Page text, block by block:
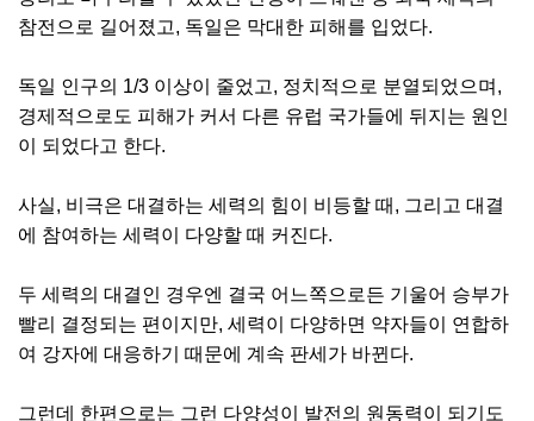
참전으로 길어졌고, 독일은 막대한 피해를 입었다.
독일 인구의 1/3 이상이 줄었고, 정치적으로 분열되었으며,
경제적으로도 피해가 커서 다른 유럽 국가들에 뒤지는 원인
이 되었다고 한다.
사실, 비극은 대결하는 세력의 힘이 비등할 때, 그리고 대결
에 참여하는 세력이 다양할 때 커진다.
두 세력의 대결인 경우엔 결국 어느쪽으로든 기울어 승부가
빨리 결정되는 편이지만, 세력이 다양하면 약자들이 연합하
여 강자에 대응하기 때문에 계속 판세가 바뀐다.
그런데 한편으로는 그런 다양성이 발전의 원동력이 되기도